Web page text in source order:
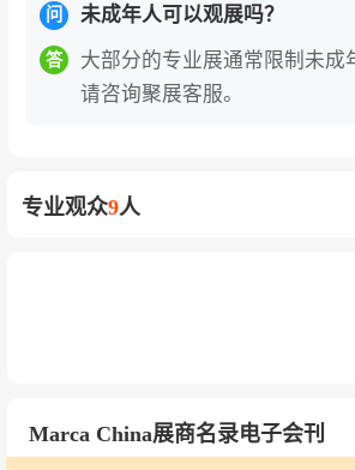
问 未成年人可以观展吗？
答
大部分的专业展通常限制未成
请咨询聚展客服。
专业观众9人
Marca China展商名录电子会刊